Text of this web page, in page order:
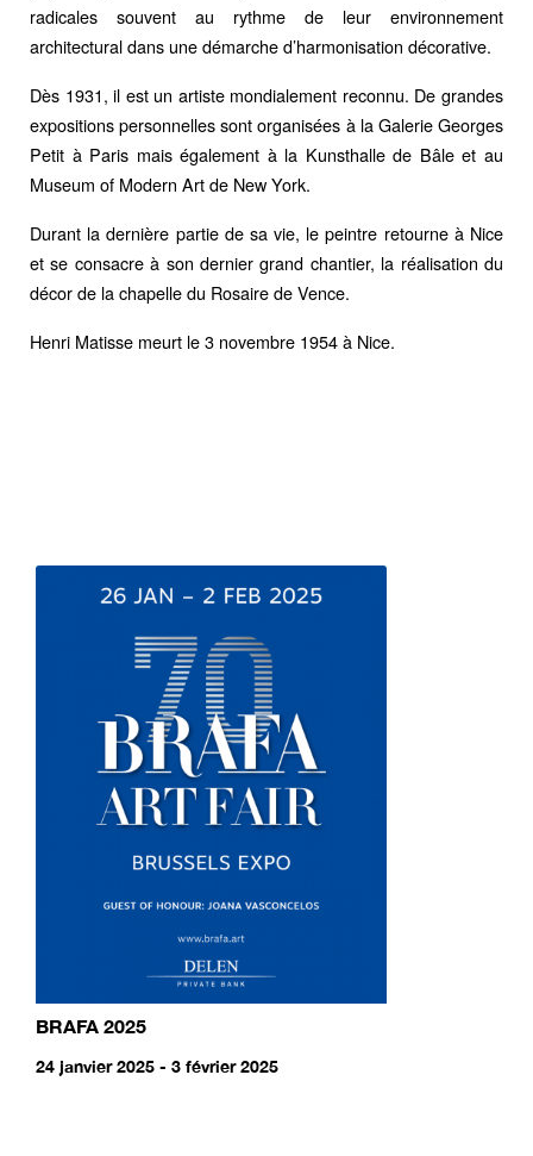
radicales souvent au rythme de leur environnement
architectural dans une démarche d’harmonisation décorative.
Dès 1931, il est un artiste mondialement reconnu. De grandes
expositions personnelles sont organisées à la Galerie Georges
Petit à Paris mais également à la Kunsthalle de Bâle et au
Museum of Modern Art de New York.
Durant la dernière partie de sa vie, le peintre retourne à Nice
et se consacre à son dernier grand chantier, la réalisation du
décor de la chapelle du Rosaire de Vence.
Henri Matisse meurt le 3 novembre 1954 à Nice.
BRAFA 2025
24 janvier 2025 - 3 février 2025